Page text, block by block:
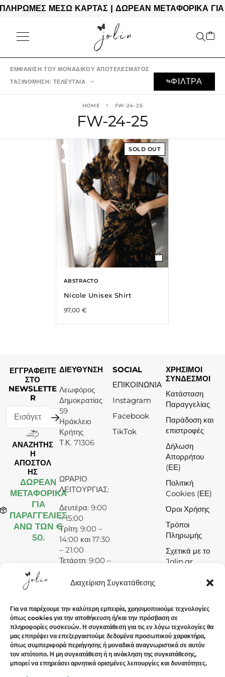
Διαχείριση Συγκατάθεσης
Για να παρέχουμε την καλύτερη εμπειρία, χρησιμοποιούμε τεχνολογίες
όπως cookies για την αποθήκευση ή/και την πρόσβαση σε
πληροφορίες συσκευών. Η συγκατάθεση για τις εν λόγω τεχνολογίες θα
μας επιτρέψει να επεξεργαστούμε δεδομένα προσωπικού χαρακτήρα,
όπως συμπεριφορά περιήγησης ή μοναδικά αναγνωριστικά σε αυτόν
τον ιστότοπο. Η μη συγκατάθεση ή η ανάκληση της συγκατάθεσης,
μπορεί να επηρεάσει αρνητικά ορισμένες λειτουργίες και δυνατότητες.
ΜΕΣΩ ΚΑΡΤΑΣ | ΔΩΡΕΑΝ ΜΕΤΑΦΟΡΙΚΑ ΓΙΑ
ΕΜΦΆΝΙΣΗ ΤΟΥ ΜΟΝΑΔΙΚΟΎ ΑΠΟΤΕΛΈΣΜΑΤΟΣ
ΤΑΞΙΝΌΜΗΣΗ: ΤΕΛΕΥΤΑΊΑ
ΦΙΛΤΡΑ
FW-24-25
HOME FW-24-25
SOLD OUT
ABSTRACTO
Nicole Unisex Shirt
97,00 €
ΕΓΓΡΑΦΕΙΤΕ
ΣΤΟ
NEWSLETTE
R
ΑΝΑΖΗΤΗΣ
Η
ΑΠΟΣΤΟΛ
ΗΣ
ΔΩΡΕΆΝ
ΜΕΤΑΦΟΡΙΚΑ
ΓΙΑ
ΠΑΡΑΓΓΕΛΙΕΣ
ΑΝΩ ΤΩΝ €
50.
ΔΙΕΥΘΥΝΣΗ
Λεωφόρος
Δημοκρατίας
59
Ηράκλειο
Κρήτης
Τ.Κ. 71306
ΩΡΑΡΙΟ
ΛΕΙΤΟΥΡΓΙΑΣ:
Δευτέρα: 9:00
– 15:00
Τρίτη: 9:00 –
14:00 και 17:30
– 21:00
Τετάρτη: 9:00 –
Πέμπτη: 9:00 –
Παρασκευή:
9:00 – 14:00
και 17:30 –
21:00
Σάββατο: 9:00
– 15:00
SOCIAL
ΕΠΙΚΟΙΝΩΝΙΑ
Instagram
Facebook
TikTok
ΧΡΗΣΙΜΟΙ
ΣΥΝΔΕΣΜΟΙ
Κατάσταση
Παραγγελίας
Παράδοση και
επιστροφές
Δήλωση
Απορρήτου
(ΕΕ)
Πολιτική
Cookies (ΕΕ)
Όροι Χρήσης
Τρόποι
Πληρωμής
Σχετικά με το
Jolin.gr